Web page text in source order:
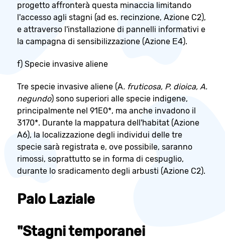
progetto affronterà questa minaccia limitando
l'accesso agli stagni (ad es. recinzione, Azione C2),
e attraverso l'installazione di pannelli informativi e
la campagna di sensibilizzazione (Azione Ε4).
f) Specie invasive aliene
Tre specie invasive aliene (A. fruticosa, P. dioica, A.
negundo) sono superiori alle specie indigene,
principalmente nel 91E0*, ma anche invadono il
3170*. Durante la mappatura dell'habitat (Azione
A6), la localizzazione degli individui delle tre
specie sarà registrata e, ove possibile, saranno
rimossi, soprattutto se in forma di cespuglio,
durante lo sradicamento degli arbusti (Azione C2).
Palo Laziale
"Stagni temporanei